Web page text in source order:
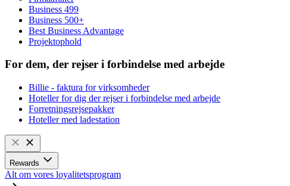
Business 499
Business 500+
Best Business Advantage
Projektophold
For dem, der rejser i forbindelse med arbejde
Billie - faktura for virksomheder
Hoteller for dig der rejser i forbindelse med arbejde
Forretningsrejsepakker
Hoteller med ladestation
Rewards
Alt om vores loyalitetsprogram